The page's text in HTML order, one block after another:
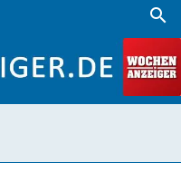
search